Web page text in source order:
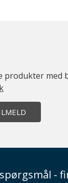
produkter
-